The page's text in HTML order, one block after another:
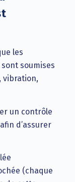
les
soumises
vibration,
un contrôle
d’assurer
(chaque